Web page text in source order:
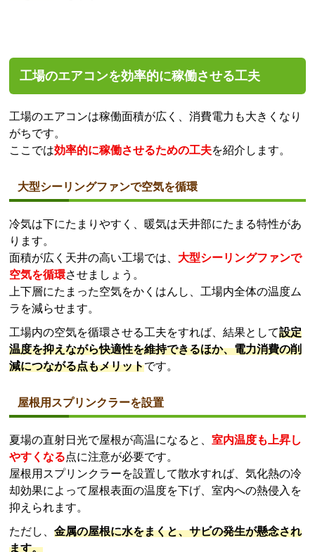
工場のエアコンを効率的に稼働させる工夫
工場のエアコンは稼働面積が広く、消費電力も大きくなり
がちです。
ここでは効率的に稼働させるための工夫を紹介します。
大型シーリングファンで空気を循環
冷気は下にたまりやすく、暖気は天井部にたまる特性があ
ります。
面積が広く天井の高い工場では、 大型シーリングファンで
空気を循環させましょう。
上下層にたまった空気をかくはんし、工場内全体の温度ム
ラを減らせます。
工場内の空気を循環させる工夫をすれば、結果として設定
温度を抑えながら快適性を維持できるほか、電力消費の削
減につながる点もメリットです。
屋根用スプリンクラーを設置
夏場の直射日光で屋根が高温になると、室内温度も上昇し
やすくなる点に注意が必要です。
屋根用スプリンクラーを設置して散水すれば、気化熱の冷
却効果によって屋根表面の温度を下げ、室内への熱侵入を
抑えられます。
ただし、金属の屋根に水をまくと、サビの発生が懸念され
ます。